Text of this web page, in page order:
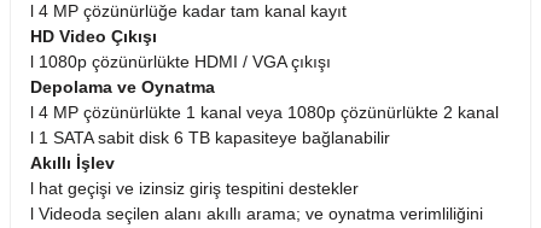
XVR5116HS-X 16 Kanal Penta-brid 1080P Kompakt 1U DVR
0,00 TL
l 4 MP çözünürlüğe kadar tam kanal kayıt
HD Video Çıkışı
l 1080p çözünürlükte HDMI / VGA çıkışı
Depolama ve Oynatma
l 4 MP çözünürlükte 1 kanal veya 1080p çözünürlükte 2 kanal
l 1 SATA sabit disk 6 TB kapasiteye bağlanabilir
Akıllı İşlev
l hat geçişi ve izinsiz giriş tespitini destekler
l Videoda seçilen alanı akıllı arama; ve oynatma verimliliğini